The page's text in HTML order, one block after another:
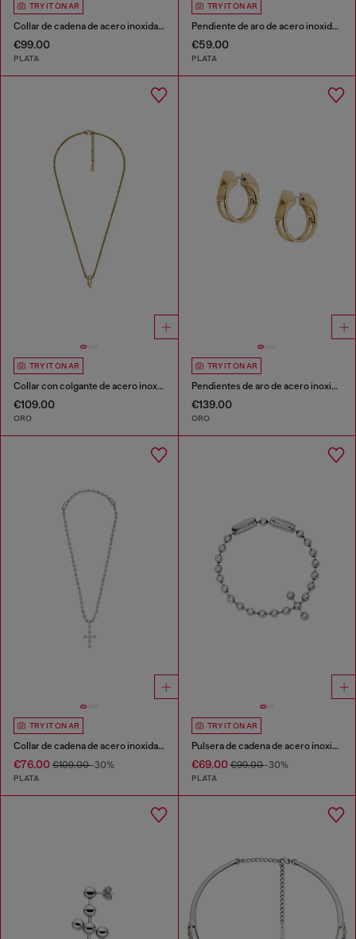
TRY IT ON AR
Collar de cadena de acero inoxidable
€99.00
PLATA
TRY IT ON AR
Pendiente de aro de acero inoxidable
€59.00
PLATA
TRY IT ON AR
Collar con colgante de acero inoxidable
€109.00
ORO
TRY IT ON AR
Pendientes de aro de acero inoxidable con baño dorado
€139.00
ORO
TRY IT ON AR
Collar de cadena de acero inoxidable
€76.00 €109.00-30%
PLATA
TRY IT ON AR
Pulsera de cadena de acero inoxidable
€69.00€99.00-30%
PLATA